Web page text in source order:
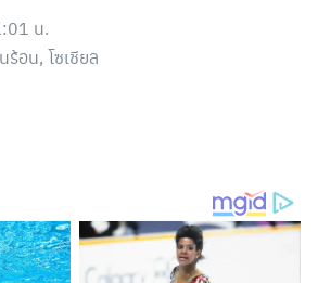
น.
ร้อน, โซเชียล